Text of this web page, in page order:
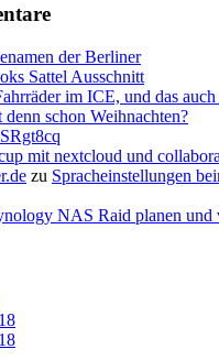
der Berliner
Sattel Ausschnitt
im ICE, und das
denn schon Weihnachten?
mit nextcloud und
zu Spracheinstellungen
NAS Raid planen und